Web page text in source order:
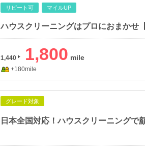
リピート可 マイルUP
1,440 1,800
+180mile
グレード対象